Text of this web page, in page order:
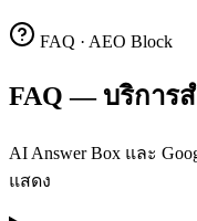
FAQ · AEO Block
FAQ — บริการ
AI Answer Box และ
แสดง